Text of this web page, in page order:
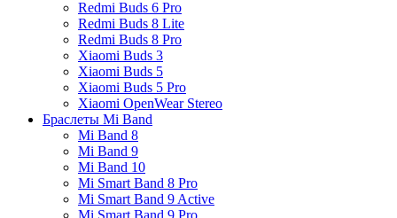
Redmi Buds 6 Pro
Redmi Buds 8 Lite
Redmi Buds 8 Pro
Xiaomi Buds 3
Xiaomi Buds 5
Xiaomi Buds 5 Pro
Xiaomi OpenWear Stereo
Браслеты Mi Band
Mi Band 8
Mi Band 9
Mi Band 10
Mi Smart Band 8 Pro
Mi Smart Band 9 Active
Mi Smart Band 9 Pro